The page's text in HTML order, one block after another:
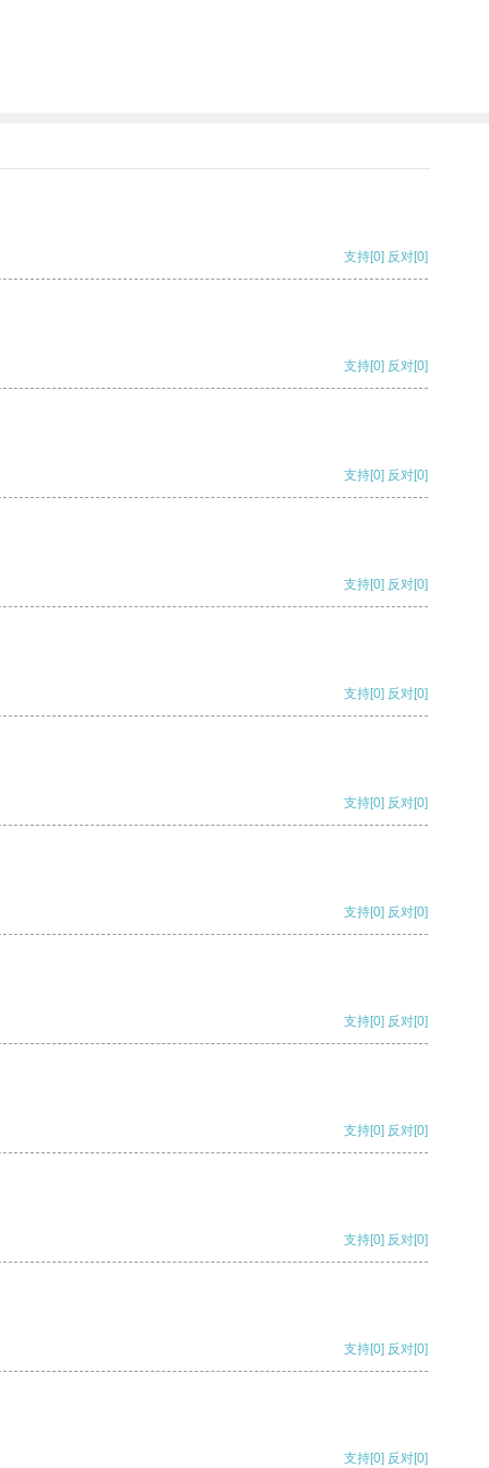
支持[0] 反对[0]
支持[0] 反对[0]
支持[0] 反对[0]
支持[0] 反对[0]
支持[0] 反对[0]
支持[0] 反对[0]
支持[0] 反对[0]
支持[0] 反对[0]
支持[0] 反对[0]
支持[0] 反对[0]
支持[0] 反对[0]
支持[0] 反对[0]